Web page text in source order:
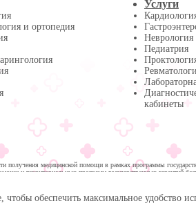
обеспечить максимальное удобство
и ортопедия
Услуги
Неврология
Педиатрия
кабинеты
получения медицинской помощи в рамках программы
и территориальных программ государственных гарантий
Плюс
| Многопрофильная клиника в